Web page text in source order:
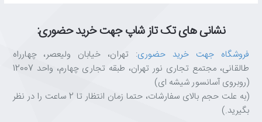
نشانی های تک تاز شاپ جهت خرید حضوری:
فروشگاه جهت خرید حضوری: تهران، خیابان ولیعصر، چهارراه
طالقانی، مجتمع تجاری نور تهران، طبقه تجاری چهارم، واحد 12007
(روبروی آسانسور شیشه ای)
(به علت حجم بالای سفارشات، حتما زمان انتظار تا 2 ساعت را در نظر
بگیرید.)